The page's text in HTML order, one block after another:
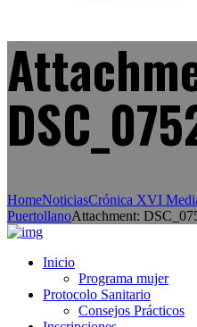
HomeNoticiasCrónica XVI
PuertollanoAttachment:
Inicio
Programa mujer
Protocolo Sanitario
Consejos Prácticos